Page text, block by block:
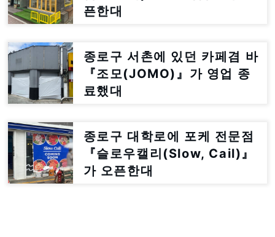
픈한대
종로구 서촌에 있던 카페겸 바
『조모(JOMO)』가 영업 종
료했대
종로구 대학로에 포케 전문점
『슬로우캘리(Slow, Cail)』
가 오픈한대